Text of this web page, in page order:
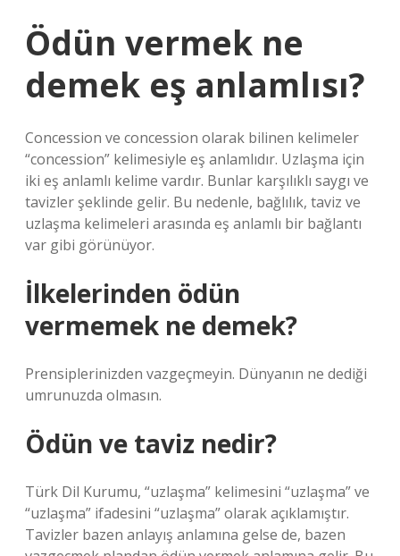
Ödün vermek ne
demek eş anlamlısı?
Concession ve concession olarak bilinen kelimeler
“concession” kelimesiyle eş anlamlıdır. Uzlaşma için
iki eş anlamlı kelime vardır. Bunlar karşılıklı saygı ve
tavizler şeklinde gelir. Bu nedenle, bağlılık, taviz ve
uzlaşma kelimeleri arasında eş anlamlı bir bağlantı
var gibi görünüyor.
İlkelerinden ödün
vermemek ne demek?
Prensiplerinizden vazgeçmeyin. Dünyanın ne dediği
umrunuzda olmasın.
Ödün ve taviz nedir?
Türk Dil Kurumu, “uzlaşma” kelimesini “uzlaşma” ve
“uzlaşma” ifadesini “uzlaşma” olarak açıklamıştır.
Tavizler bazen anlayış anlamına gelse de, bazen